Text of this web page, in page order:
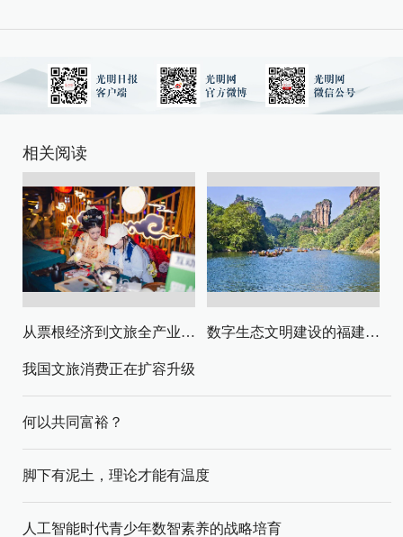
相关阅读
从票根经济到文旅全产业链升级 数字生态文明建设的福建路径与启示
我国文旅消费正在扩容升级
何以共同富裕？
脚下有泥土，理论才能有温度
人工智能时代青少年数智素养的战略培育